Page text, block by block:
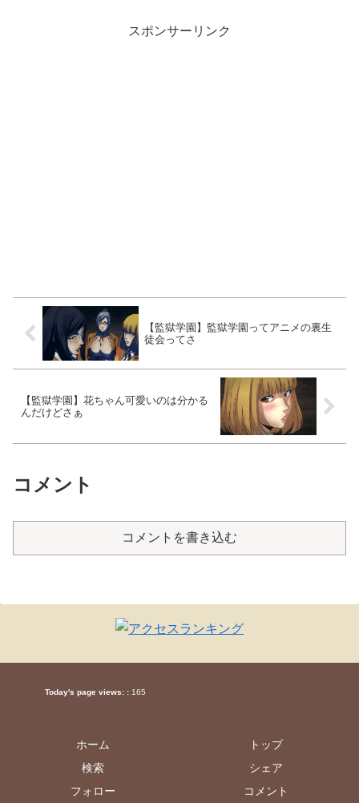
スポンサーリンク
【監獄学園】監獄学園ってアニメの裏生
徒会ってさ
【監獄学園】花ちゃん可愛いのは分かる
んだけどさぁ
コメント
コメントを書き込む
Today's page views: : 165
ホーム
トップ
検索
シェア
フォロー
コメント